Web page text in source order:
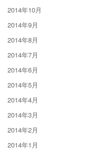
2014年10月
2014年9月
2014年8月
2014年7月
2014年6月
2014年5月
2014年4月
2014年3月
2014年2月
2014年1月